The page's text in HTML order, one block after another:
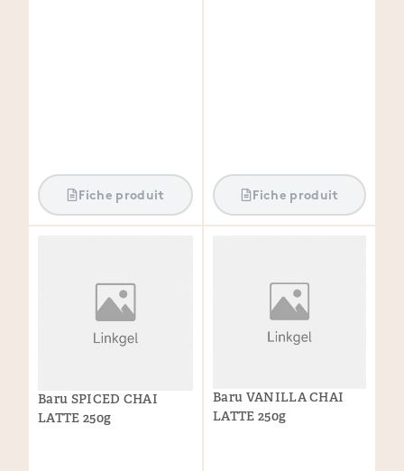
Fiche produit Fiche produit
Baru SPICED CHAI
LATTE 250g
Baru VANILLA CHAI
LATTE 250g